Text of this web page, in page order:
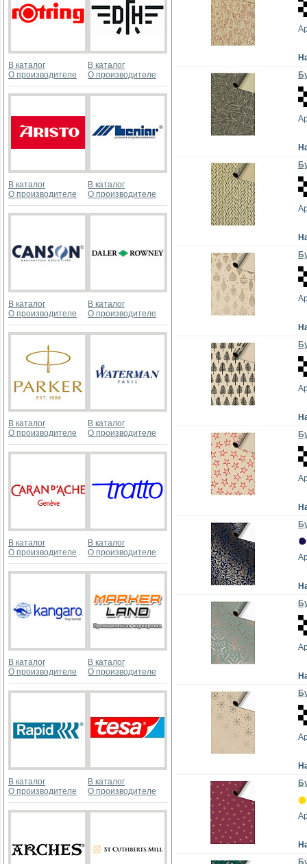
В каталог
О производителе
В каталог
О производителе
В каталог
О производителе
В каталог
О производителе
В каталог
О производителе
В каталог
О производителе
В каталог
О производителе
В каталог
О производителе
В каталог
О производителе
В каталог
О производителе
В каталог
О производителе
В каталог
О производителе
В каталог
О производителе
В каталог
О производителе